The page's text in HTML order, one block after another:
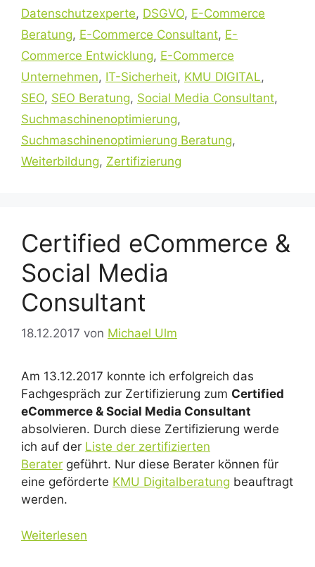
Datenschutzexperte, DSGVO, E-Commerce
Beratung, E-Commerce Consultant, E-
Commerce Entwicklung, E-Commerce
Unternehmen, IT-Sicherheit, KMU DIGITAL,
SEO, SEO Beratung, Social Media Consultant,
Suchmaschinenoptimierung,
Suchmaschinenoptimierung Beratung,
Weiterbildung, Zertifizierung
Certified eCommerce &
Social Media
Consultant
18.12.2017 von Michael Ulm
Am 13.12.2017 konnte ich erfolgreich das
Fachgespräch zur Zertifizierung zum Certified
eCommerce & Social Media Consultant
absolvieren. Durch diese Zertifizierung werde
ich auf der Liste der zertifizierten
Berater geführt. Nur diese Berater können für
eine geförderte KMU Digitalberatung beauftragt
werden.
Weiterlesen